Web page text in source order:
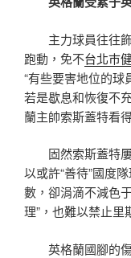
主力球員往往
跑動，免不台北巿
“有些要害地位的球
若是歇息和恢復不
蘭主帥索斯蓋特看
固然索斯蓋特
以或許“善待”國度
數，卻涓滴不減色
理”，也難以禁止里
英格蘭國腳的